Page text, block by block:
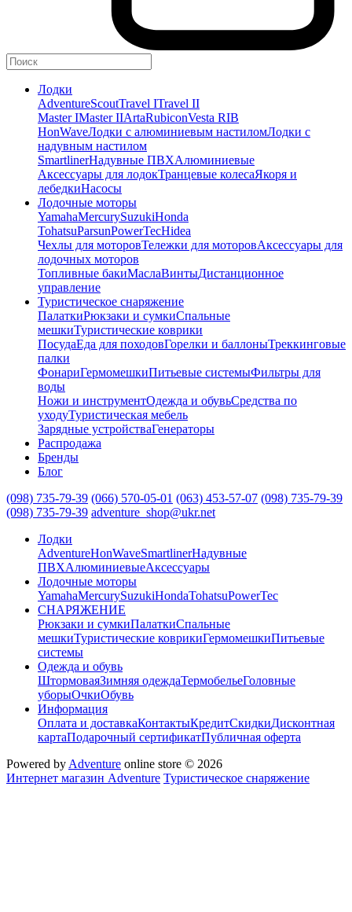
Лодки
AdventureScoutTravel ITravel II
Master IMaster IIArtaRubiconVesta RIB
HonWaveЛодки с алюминиевым настиломЛодки с
надувным настилом
SmartlinerНадувные ПВХАлюминиевые
Аксессуары для лодокТранцевые колесаЯкоря и
лебедкиНасосы
Лодочные моторы
YamahaMercurySuzukiHonda
TohatsuParsunPowerTecHidea
Чехлы для моторовТележки для моторовАксессуары для
лодочных моторов
Топливные бакиМаслаВинтыДистанционное
управление
Туристическое снаряжение
ПалаткиРюкзаки и сумкиСпальные
мешкиТуристические коврики
ПосудаЕда для походовГорелки и баллоныТреккинговые
палки
ФонариГермомешкиПитьевые системыФильтры для
воды
Ножи и инструментОдежда и обувьСредства по
уходуТуристическая мебель
Зарядные устройстваГенераторы
Распродажа
Бренды
Блог
(098) 735-79-39 (066) 570-05-01 (063) 453-57-07 (098) 735-79-39
(098) 735-79-39 adventure_shop@ukr.net
Лодки
AdventureHonWaveSmartlinerНадувные
ПВХАлюминиевыеАксессуары
Лодочные моторы
YamahaMercurySuzukiHondaTohatsuPowerTec
СНАРЯЖЕНИЕ
Рюкзаки и сумкиПалаткиСпальные
мешкиТуристические коврикиГермомешкиПитьевые
системы
Одежда и обувь
ШтормоваяЗимняя одеждаТермобельеГоловные
уборыОчкиОбувь
Информация
Оплата и доставкаКонтактыКредитСкидкиДисконтная
картаПодарочный сертификатПубличная оферта
Powered by Adventure online store © 2026
Интернет магазин Adventure Туристическое снаряжение